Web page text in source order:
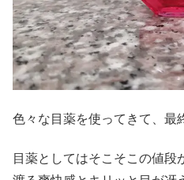
色々な目薬を使ってきて、最
目薬としてはそこそこの値段